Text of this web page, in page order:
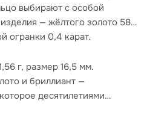
выбирают с особой
— жёлтого золото 585
огранки 0,4 карат.
г, размер 16,5 мм.
и бриллиант —
десятилетиями